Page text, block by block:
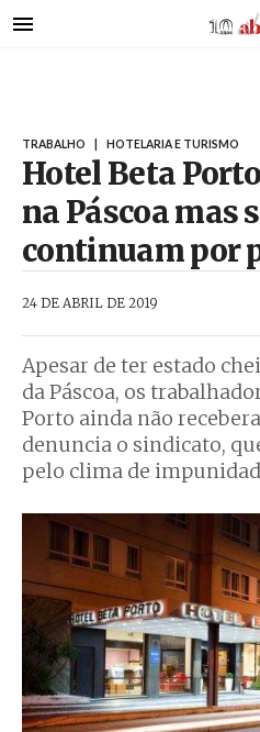
para
TRABALHO HOTELARIA E TURISMO
Hotel Beta
na Páscoa mas
continuam por
24 DE ABRIL DE 2019
Apesar de ter estado
da Páscoa, os
Porto ainda não
denuncia o sindicato,
pelo clima de